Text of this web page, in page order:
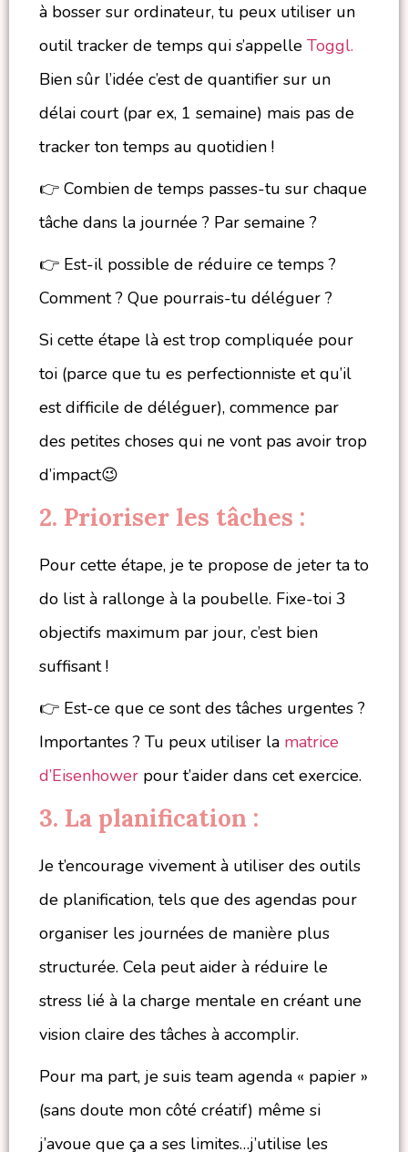
à bosser sur ordinateur, tu peux utiliser un
outil tracker de temps qui s’appelle Toggl.
Bien sûr l’idée c’est de quantifier sur un
délai court (par ex, 1 semaine) mais pas de
tracker ton temps au quotidien !
👉 Combien de temps passes-tu sur chaque
tâche dans la journée ? Par semaine ?
👉 Est-il possible de réduire ce temps ?
Comment ? Que pourrais-tu déléguer ?
Si cette étape là est trop compliquée pour
toi (parce que tu es perfectionniste et qu’il
est difficile de déléguer), commence par
des petites choses qui ne vont pas avoir trop
d’impact😉
2. Prioriser les tâches :
Pour cette étape, je te propose de jeter ta to
do list à rallonge à la poubelle. Fixe-toi 3
objectifs maximum par jour, c’est bien
suffisant !
👉 Est-ce que ce sont des tâches urgentes ?
Importantes ? Tu peux utiliser la matrice
d’Eisenhower pour t’aider dans cet exercice.
3. La planification :
Je t’encourage vivement à utiliser des outils
de planification, tels que des agendas pour
organiser les journées de manière plus
structurée. Cela peut aider à réduire le
stress lié à la charge mentale en créant une
vision claire des tâches à accomplir.
Pour ma part, je suis team agenda « papier »
(sans doute mon côté créatif) même si
j’avoue que ça a ses limites…j’utilise les